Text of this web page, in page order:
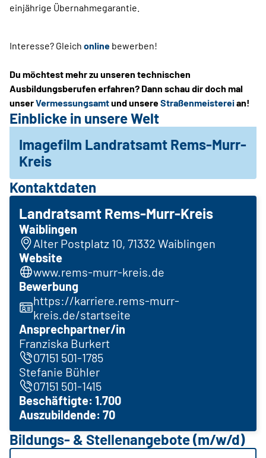
einjährige Übernahmegarantie.
Interesse? Gleich online bewerben!
Du möchtest mehr zu unseren technischen
Ausbildungsberufen erfahren? Dann schau dir doch mal
unserVermessungsamtund unsereStraßenmeistereian!
Einblicke in unsere Welt
Imagefilm Landratsamt Rems-Murr-
Kreis
Kontaktdaten
Landratsamt Rems-Murr-Kreis
Waiblingen
Alter Postplatz 10, 71332 Waiblingen
Website
www.rems-murr-kreis.de
Bewerbung
https://karriere.rems-murr-
kreis.de/startseite
Ansprechpartner/in
Franziska Burkert
07151 501-1785
Stefanie Bühler
07151 501-1415
Beschäftigte: 1.700
Auszubildende: 70
Bildungs- & Stellenangebote (m/w/d)